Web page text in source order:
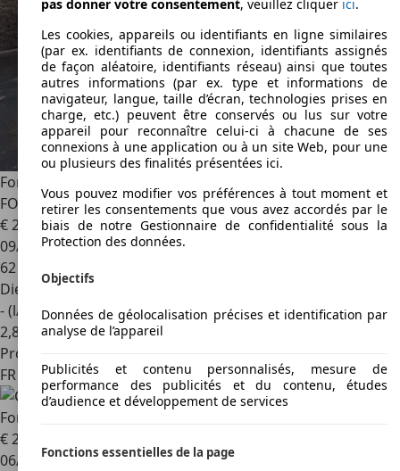
Ford Transit
FOURGON BVA TREND BUSINESS 21660€HT NETTO
€ 20 416
09/2023
62 675 km
Diesel
- (l/100 km)
2,8
Professionnel
FR 84100Orange
Ford Transit
€ 20 480
06/2021
pas donner votre consentement, veuillez cliquer ici.
Les cookies, appareils ou identifiants en ligne similaires
(par ex. identifiants de connexion, identifiants assignés
de façon aléatoire, identifiants réseau) ainsi que toutes
autres informations (par ex. type et informations de
navigateur, langue, taille d’écran, technologies prises en
charge, etc.) peuvent être conservés ou lus sur votre
appareil pour reconnaître celui-ci à chacune de ses
connexions à une application ou à un site Web, pour une
ou plusieurs des finalités présentées ici.
Vous pouvez modifier vos préférences à tout moment et
retirer les consentements que vous avez accordés par le
biais de notre Gestionnaire de confidentialité sous la
Protection des données.
Objectifs
Données de géolocalisation précises et identification par
analyse de l’appareil
Publicités et contenu personnalisés, mesure de
performance des publicités et du contenu, études
d’audience et développement de services
Fonctions essentielles de la page